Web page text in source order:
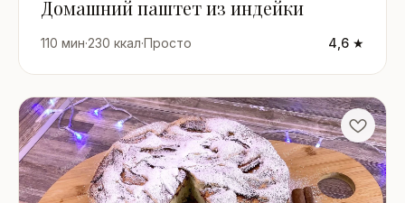
Домашний паштет из индейки
110 мин·230 ккал·Просто 4,6 ★